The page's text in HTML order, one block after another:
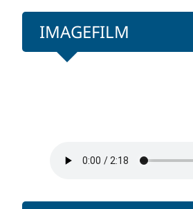
IMAGEFILM